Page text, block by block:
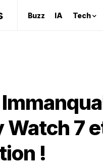
Buzz IA Tech
Watch 7
!